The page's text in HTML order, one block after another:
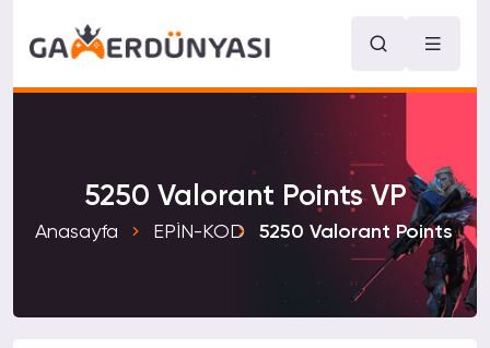
5250 Valorant Points VP
Anasayfa EPİN-KOD 5250 Valorant Points VP